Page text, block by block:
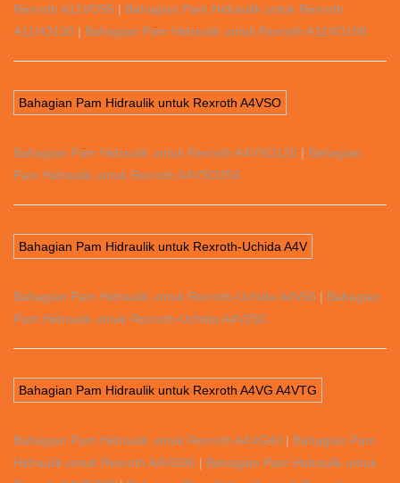
Rexroth A11VO95 | Bahagian Pam Hidraulik untuk Rexroth
A11VO130 | Bahagian Pam Hidraulik untuk Rexroth A11VO190
Bahagian Pam Hidraulik untuk Rexroth A4VSO
Bahagian Pam Hidraulik untuk Rexroth A4VSO125 | Bahagian
Pam Hidraulik untuk Rexroth A4VSO250
Bahagian Pam Hidraulik untuk Rexroth-Uchida A4V
Bahagian Pam Hidraulik untuk Rexroth-Uchida A4V56 | Bahagian
Pam Hidraulik untuk Rexroth-Uchida A4V250
Bahagian Pam Hidraulik untuk Rexroth A4VG A4VTG
Bahagian Pam Hidraulik untuk Rexroth A4VG40 | Bahagian Pam
Hidraulik untuk Rexroth A4VG90 | Bahagian Pam Hidraulik untuk